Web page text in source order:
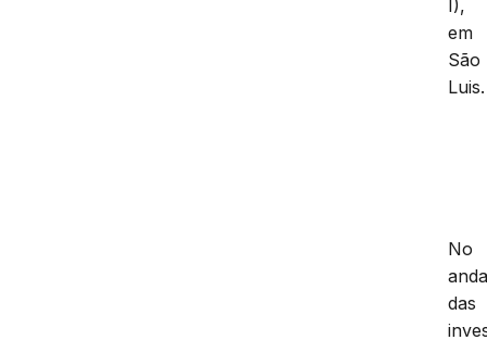
I),
em
São
Luis.
No
das